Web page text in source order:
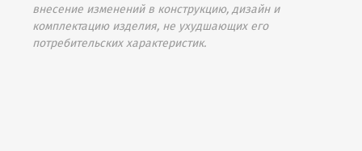
внесение изменений в конструкцию, дизайн и
комплектацию изделия, не ухудшающих его
потребительских характеристик.